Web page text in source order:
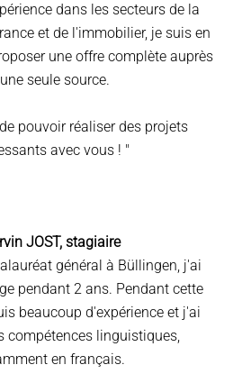
dans les secteurs de la
et de l'immobilier, je suis en
une offre complète auprès
seule source.
pouvoir réaliser des projets
avec vous ! "
JOST, stagiaire
général à Büllingen, j'ai
pendant 2 ans. Pendant cette
beaucoup d'expérience et j'ai
compétences linguistiques,
en français.